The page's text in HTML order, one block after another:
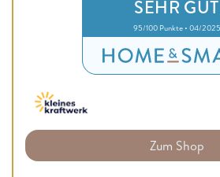
SEHR GUT
95/100 Punkte • 04/2025
Zum Shop